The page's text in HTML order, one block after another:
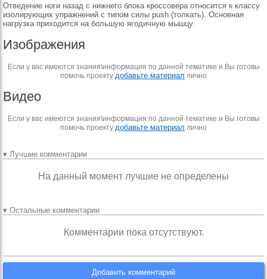
Отведение ноги назад с нижнего блока кроссовера относится к классу
изолирующих упражнений с типом силы push (толкать). Основная
нагрузка приходится на большую ягодичную мышцу.
Изображения
Если у вас имеются знания\информация по данной тематике и Вы готовы
помочь проекту добавьте материал лично
Видео
Если у вас имеются знания\информация по данной тематике и Вы готовы
помочь проекту добавьте материал лично
▾ Лучшие комментарии
На данный момент лучшие не определены
▾ Остальные комментарии
Комментарии пока отсутствуют.
Добавить комментарий